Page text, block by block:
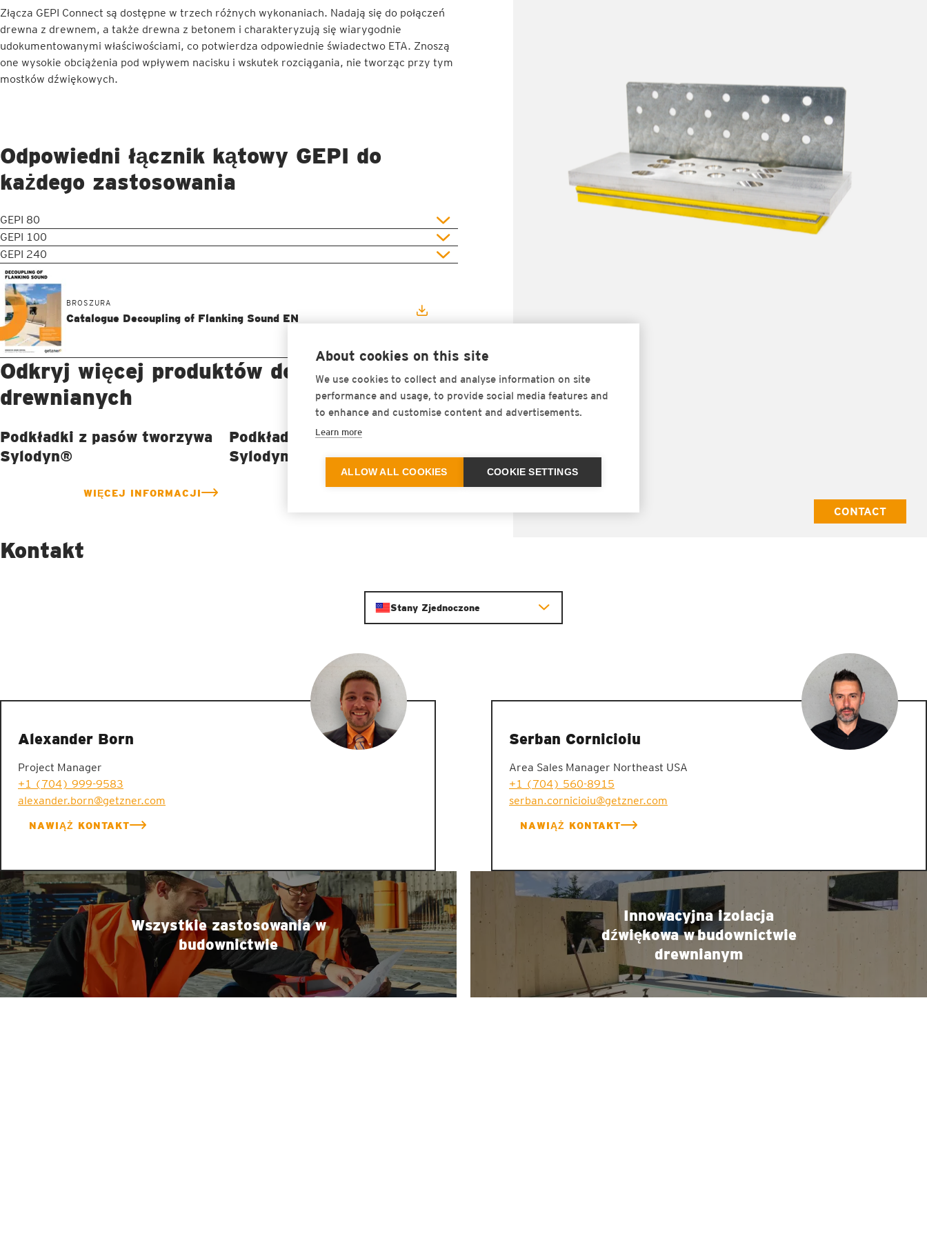
CONTACT
Złącza GEPI Connect są dostępne w trzech różnych wykonaniach. Nadają się do połączeń
drewna z drewnem, a także drewna z betonem i charakteryzują się wiarygodnie
udokumentowanymi właściwościami, co potwierdza odpowiednie świadectwo ETA. Znoszą
one wysokie obciążenia pod wpływem nacisku i wskutek rozciągania, nie tworząc przy tym
mostków dźwiękowych.
Odpowiedni łącznik kątowy GEPI do
każdego zastosowania
GEPI 80
GEPI 100
GEPI 240
BROSZURA
Catalogue Decoupling of Flanking Sound EN
Odkryj więcej produktów do konstrukcji
drewnianych
Podkładki z pasów tworzywa
Sylodyn®
WIĘCEJ INFORMACJI
Podkładki z tworzywa
Sylodyn®
Kontakt
Stany Zjednoczone
Alexander Born
Project Manager
+1 (704) 999-9583
alexander.born@getzner.com
NAWIĄŻ KONTAKT
Serban Cornicioiu
Area Sales Manager Northeast USA
+1 (704) 560-8915
serban.cornicioiu@getzner.com
NAWIĄŻ KONTAKT
Wszystkie zastosowania w
budownictwie
Innowacyjna izolacja
dźwiękowa w budownictwie
drewnianym
About cookies on this site
We use cookies to collect and analyse information on site
performance and usage, to provide social media features and
to enhance and customise content and advertisements.
Learn more
ALLOW ALL COOKIES COOKIE SETTINGS